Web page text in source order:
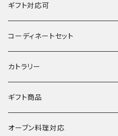
鍋
その他
春窯
夏
水うちわ
浮き玉
冬
ギフト対応可
コーディネートセット
カトラリー
ギフト商品
オーブン料理対応